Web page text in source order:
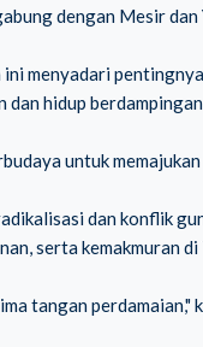
dengan Mesir
menyadari
hidup
untuk
dan konflik
serta kemakmuran
tangan